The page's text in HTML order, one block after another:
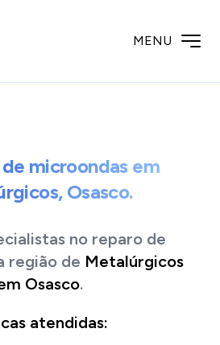
MENU
microondas em
Osasco.
no reparo de
região de Metalúrgicos
Osasco.
atendidas: